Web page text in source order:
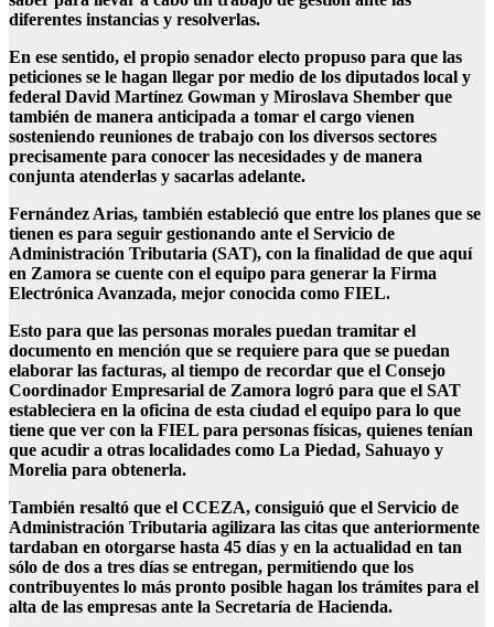
diferentes instancias y resolverlas.
En ese sentido, el propio senador electo propuso para que las
peticiones se le hagan llegar por medio de los diputados local y
federal David Martínez Gowman y Miroslava Shember que
también de manera anticipada a tomar el cargo vienen
sosteniendo reuniones de trabajo con los diversos sectores
precisamente para conocer las necesidades y de manera
conjunta atenderlas y sacarlas adelante.
Fernández Arias, también estableció que entre los planes que se
tienen es para seguir gestionando ante el Servicio de
Administración Tributaria (SAT), con la finalidad de que aquí
en Zamora se cuente con el equipo para generar la Firma
Electrónica Avanzada, mejor conocida como FIEL.
Esto para que las personas morales puedan tramitar el
documento en mención que se requiere para que se puedan
elaborar las facturas, al tiempo de recordar que el Consejo
Coordinador Empresarial de Zamora logró para que el SAT
estableciera en la oficina de esta ciudad el equipo para lo que
tiene que ver con la FIEL para personas físicas, quienes tenían
que acudir a otras localidades como La Piedad, Sahuayo y
Morelia para obtenerla.
También resaltó que el CCEZA, consiguió que el Servicio de
Administración Tributaria agilizara las citas que anteriormente
tardaban en otorgarse hasta 45 días y en la actualidad en tan
sólo de dos a tres días se entregan, permitiendo que los
contribuyentes lo más pronto posible hagan los trámites para el
alta de las empresas ante la Secretaría de Hacienda.